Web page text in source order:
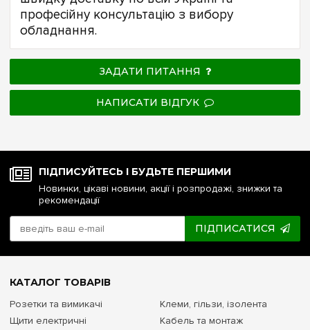
професійну консультацію з вибору
обладнання.
ЗАДАТИ ПИТАННЯ
НАПИСАТИ ВІДГУК
ПІДПИСУЙТЕСЬ І БУДЬТЕ ПЕРШИМИ
Новинки, цікаві новини, акції і розпродажі, знижки та
рекомендації
ПІДПИСАТИСЯ
КАТАЛОГ ТОВАРІВ
Розетки та вимикачі
Щити електричні
Клеми, гільзи, ізолента
Кабель та монтаж